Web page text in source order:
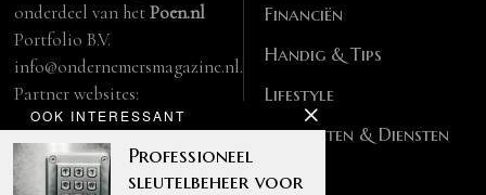
OOK INTERESSANT
Professioneel
sleutelbeheer voor
onderdeel van hetPoen.nl
Portfolio B.V.
info@ondernemersmagazine.nl.
Partner websites:
manbase.nl
feitelijk.be
Financiën
Handig & Tips
Lifestyle
Producten & Diensten